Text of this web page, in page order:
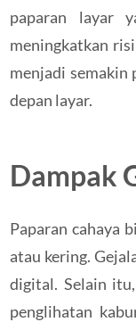
paparan layar
meningkatkan
menjadi semakin
depan layar.
Dampak
Paparan cahaya
atau kering.
digital. Selain
penglihatan